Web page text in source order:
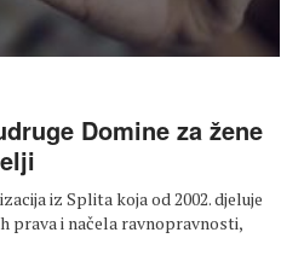
Domine za žene
iz Splita koja od 2002. djeluje
prava i načela ravnopravnosti,